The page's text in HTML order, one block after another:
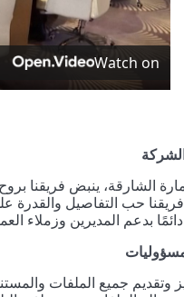
Watch on
الشارقة، ينبض فريقنا
حب التفاصيل والقدرة
بدعم المديرين وزملاء
وتقديم جميع الملفات